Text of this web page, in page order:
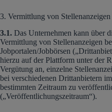
3. Vermittlung von Stellenanzeigen
3.1. Das Unternehmen kann über
Vermittlung von Stellenanzeigen
Jobportalen/Jobbörsen
hierzu auf der Plattform unter der
Vergütung an, einzelne
bei verschiedenen Drittanbietern
bestimmten Zeitraum zu
(„Veröffentlichungszeitraum“).